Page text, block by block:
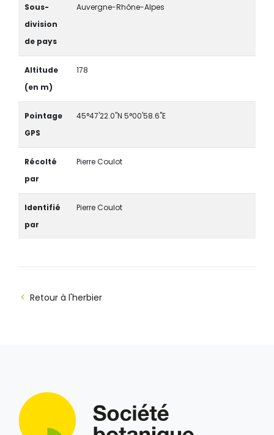
Sous-
division
de pays
Auvergne-Rhône-Alpes
Altitude
(en m)
178
Pointage
GPS
45°47'22.0"N 5°00'58.6"E
Récolté
par
Pierre Coulot
Identifié
par
Pierre Coulot
Retour à l'herbier